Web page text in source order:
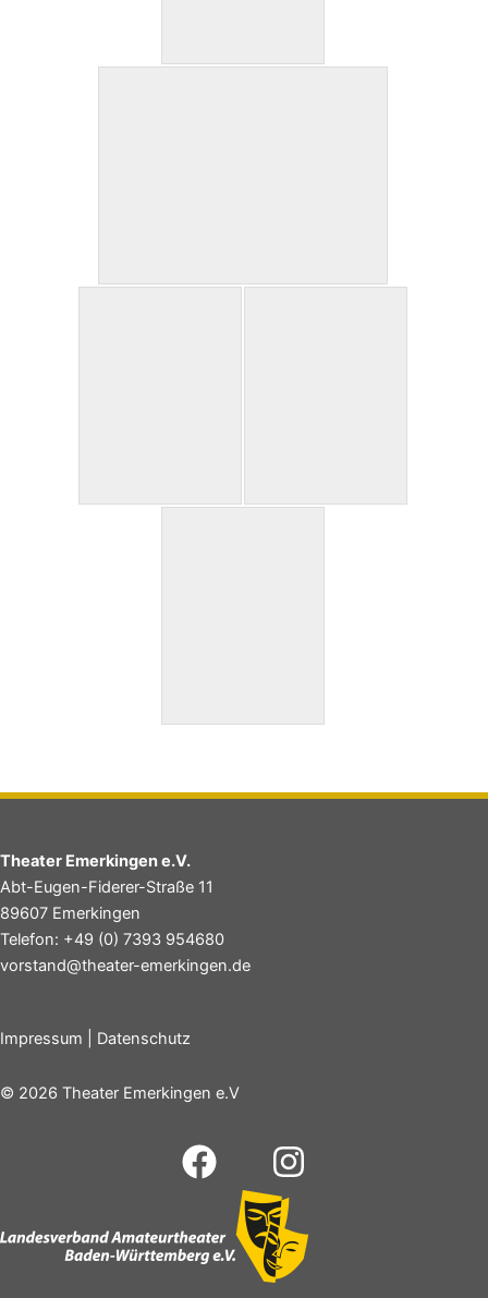
Theater Emerkingen e.V.
Abt-Eugen-Fiderer-Straße 11
89607 Emerkingen
Telefon: +49 (0) 7393 954680
vorstand@theater-emerkingen.de
Impressum Datenschutz
© 2026 Theater Emerkingen e.V